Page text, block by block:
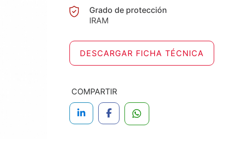
Grado de protección
IRAM
DESCARGAR FICHA TÉCNICA
COMPARTIR